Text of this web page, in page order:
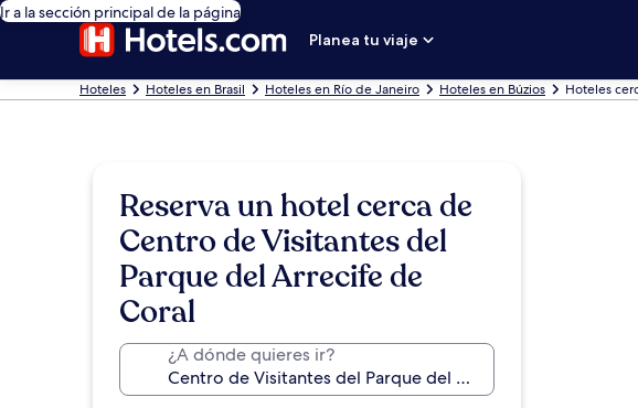
Ir a la sección principal de la página
Planea tu viaje
Hoteles Hoteles en Brasil Hoteles en Río de Janeiro Hoteles en Búzios Hoteles
Reserva un hotel cerca de
Centro de Visitantes del
Parque del Arrecife de
Coral
¿A dónde quieres ir?